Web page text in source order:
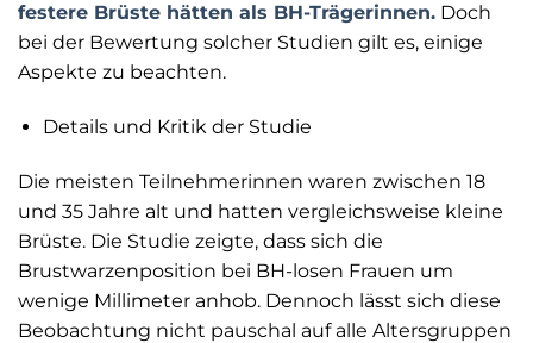
festere Brüste hätten als BH-Trägerinnen. Doch
bei der Bewertung solcher Studien gilt es, einige
Aspekte zu beachten.
Details und Kritik der Studie
Die meisten Teilnehmerinnen waren zwischen 18
und 35 Jahre alt und hatten vergleichsweise kleine
Brüste. Die Studie zeigte, dass sich die
Brustwarzenposition bei BH-losen Frauen um
wenige Millimeter anhob. Dennoch lässt sich diese
Beobachtung nicht pauschal auf alle Altersgruppen